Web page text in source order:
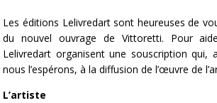
Les éditions Lelivredart sont heureuses de
du nouvel ouvrage de Vittoretti. Pour
Lelivredart organisent une souscription qui,
nous l’espérons, à la diffusion de l’œuvre de
L’artiste